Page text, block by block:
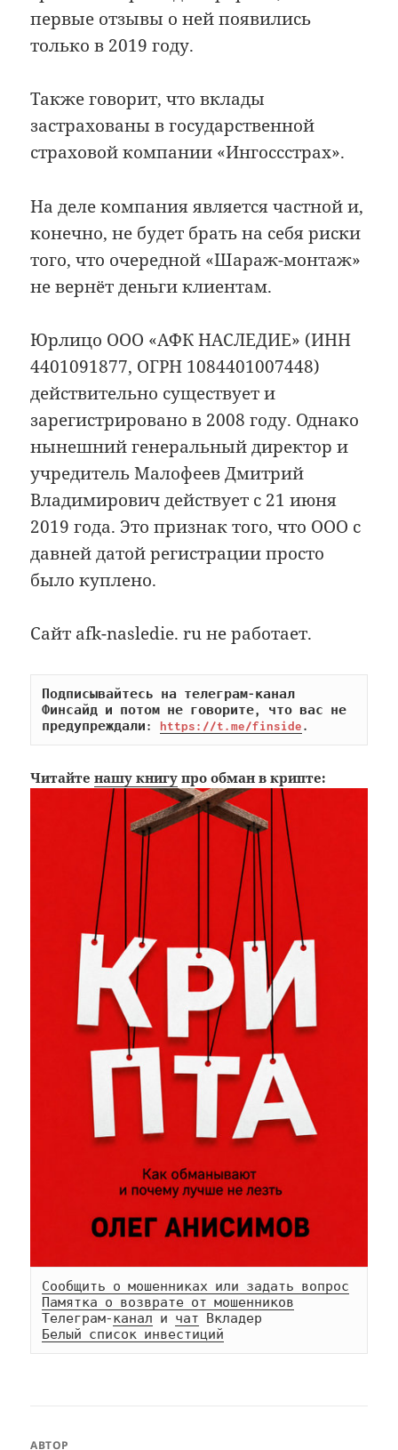
первые отзывы о ней появились
только в 2019 году.
Также говорит, что вклады
застрахованы в государственной
страховой компании «Ингоссстрах».
На деле компания является частной и,
конечно, не будет брать на себя риски
того, что очередной «Шараж-монтаж»
не вернёт деньги клиентам.
Юрлицо ООО «АФК НАСЛЕДИЕ» (ИНН
4401091877, ОГРН 1084401007448)
действительно существует и
зарегистрировано в 2008 году. Однако
нынешний генеральный директор и
учредитель Малофеев Дмитрий
Владимирович действует с 21 июня
2019 года. Это признак того, что ООО с
давней датой регистрации просто
было куплено.
Сайт afk-nasledie. ru не работает.
Подписывайтесь на телеграм-канал
Финсайд и потом не говорите, что вас не
предупреждали: https://t.me/finside.
Читайтенашу книгу про обман в крипте:
Сообщить о мошенниках или задать вопрос
Памятка о возврате от мошенников
Телеграм-канал и чат
Белый список инвестиций
АВТОР